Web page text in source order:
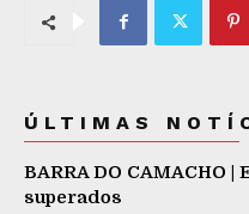
ÚLTIMAS
BARRA DO CAMACHO
superados